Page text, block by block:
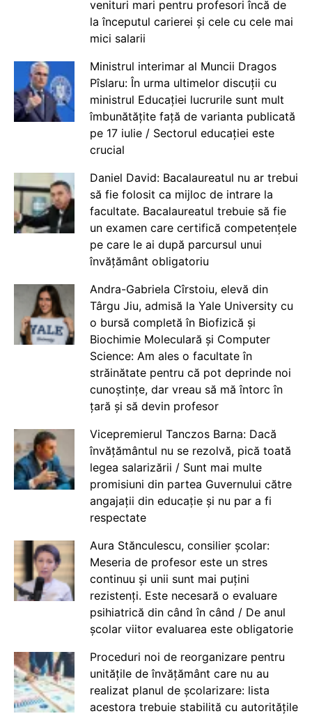
venituri mari pentru profesori încă de
la începutul carierei și cele cu cele mai
mici salarii
Ministrul interimar al Muncii Dragos
Pîslaru: În urma ultimelor discuții cu
ministrul Educației lucrurile sunt mult
îmbunătățite față de varianta publicată
pe 17 iulie / Sectorul educației este
crucial
Daniel David: Bacalaureatul nu ar trebui
să fie folosit ca mijloc de intrare la
facultate. Bacalaureatul trebuie să fie
un examen care certifică competențele
pe care le ai după parcursul unui
învățământ obligatoriu
Andra-Gabriela Cîrstoiu, elevă din
Târgu Jiu, admisă la Yale University cu
o bursă completă în Biofizică și
Biochimie Moleculară și Computer
Science: Am ales o facultate în
străinătate pentru că pot deprinde noi
cunoștințe, dar vreau să mă întorc în
țară și să devin profesor
Vicepremierul Tanczos Barna: Dacă
învățământul nu se rezolvă, pică toată
legea salarizării / Sunt mai multe
promisiuni din partea Guvernului către
angajații din educație și nu par a fi
respectate
Aura Stănculescu, consilier școlar:
Meseria de profesor este un stres
continuu și unii sunt mai puțini
rezistenți. Este necesară o evaluare
psihiatrică din când în când / De anul
școlar viitor evaluarea este obligatorie
Proceduri noi de reorganizare pentru
unitățile de învățământ care nu au
realizat planul de școlarizare: lista
acestora trebuie stabilită cu autoritățile